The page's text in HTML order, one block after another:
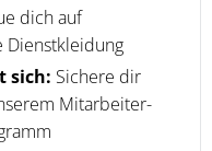
dich auf
Dienstkleidung
sich: Sichere dir
Mitarbeiter-